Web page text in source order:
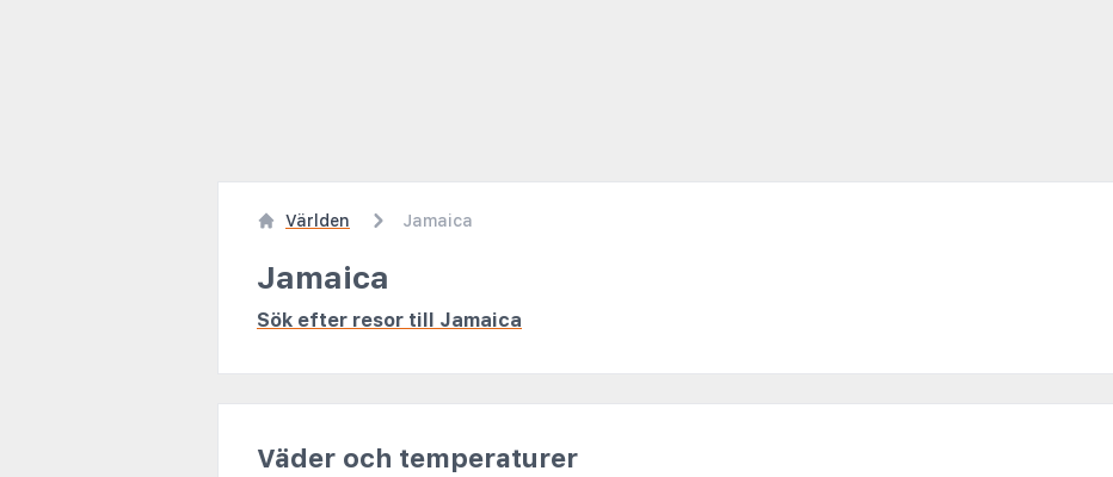
Världen Jamaica
Jamaica
Sök efter resor till Jamaica
Väder och temperaturer